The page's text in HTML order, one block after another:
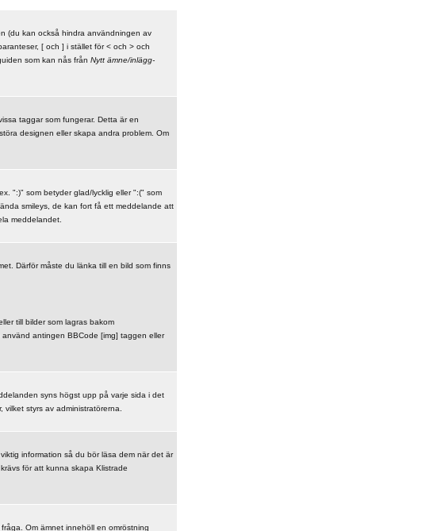
(du kan också hindra användningen av
[ och ] i stället för < och > och
som kan nås från Nytt ämne/inlägg-
taggar som fungerar. Detta är en
designen eller skapa andra problem. Om
":)" som betyder glad/lycklig eller ":(" som
smileys, de kan fort få ett meddelande att
meddelandet.
Därför måste du länka till en bild som finns
till bilder som lagras bakom
använd antingen BBCode [img] taggen eller
syns högst upp på varje sida i det
styrs av administratörerna.
information så du bör läsa dem när det är
för att kunna skapa Klistrade
Om ämnet innehöll en omröstning